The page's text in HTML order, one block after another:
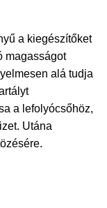
a kiegészítőket
magasságot
alá tudja
a lefolyócsőhöz,
Utána